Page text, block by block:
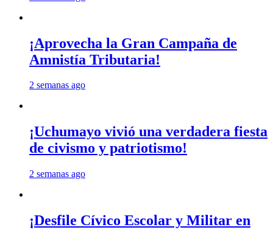
¡Aprovecha la Gran Campaña de
Amnistía Tributaria!
2 semanas ago
¡Uchumayo vivió una verdadera fiesta
de civismo y patriotismo!
2 semanas ago
¡Desfile Cívico Escolar y Militar en